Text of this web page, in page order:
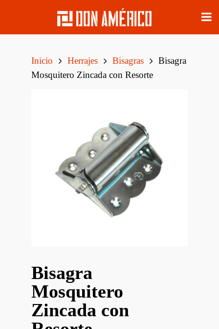
Inicio Herrajes Bisagras
Bisagra
Mosquitero Zincada con Resorte
Bisagra
Mosquitero
Zincada con